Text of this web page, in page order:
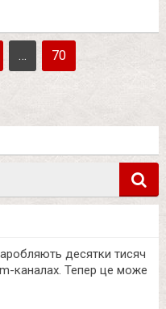
… 70
десятки тисяч
каналах. Тепер це може